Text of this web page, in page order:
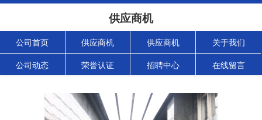
供应商机
公司首页 供应商机 供应商机 关于我们
公司动态 荣誉认证 招聘中心 在线留言